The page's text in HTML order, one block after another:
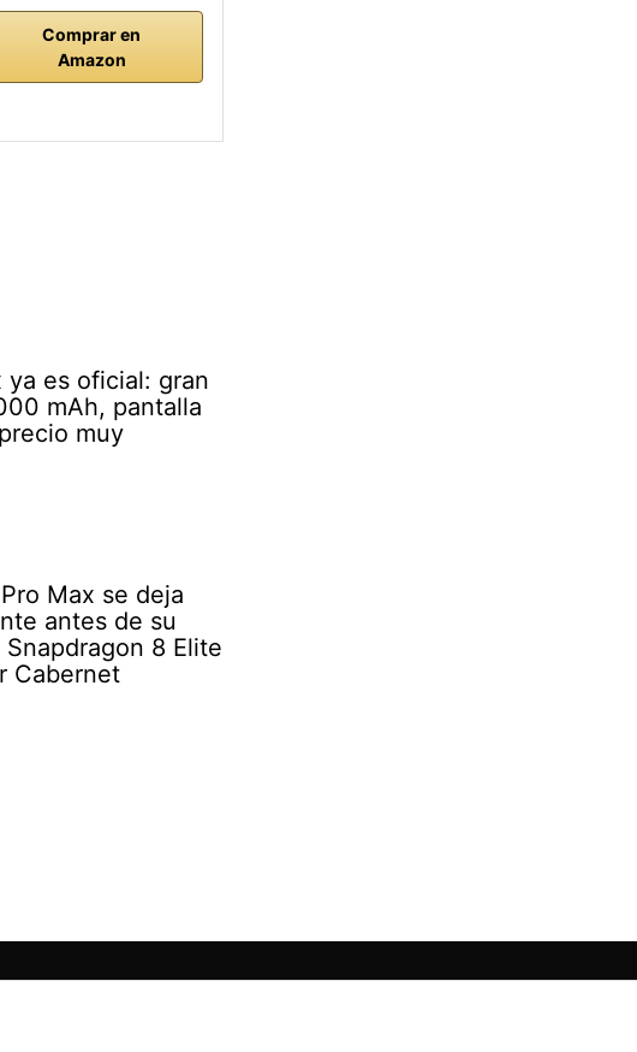
Comprar en
Amazon
ya es oficial: gran
mAh, pantalla
muy
Max se deja
antes de su
8 Elite
Cabernet